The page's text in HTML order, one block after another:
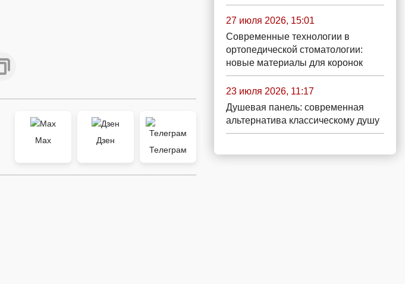
Max
Дзен
Телеграм
27 июля 2026, 15:01
Современные технологии в
ортопедической стоматологии:
новые материалы для коронок
23 июля 2026, 11:17
Душевая панель: современная
альтернатива классическому душу